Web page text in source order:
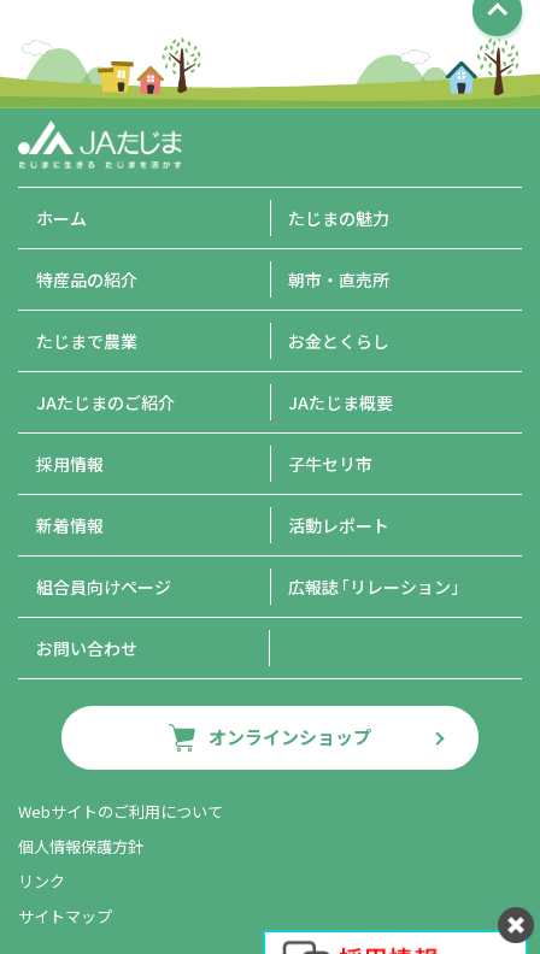
ホーム たじまの魅力
特産品の紹介 朝市・直売所
たじまで農業 お金とくらし
JAたじまのご紹介 JAたじま概要
採用情報 子牛セリ市
新着情報 活動レポート
組合員向けページ 広報誌「リレーション」
お問い合わせ
オンラインショップ
Webサイトのご利用について
個人情報保護方針
リンク
サイトマップ